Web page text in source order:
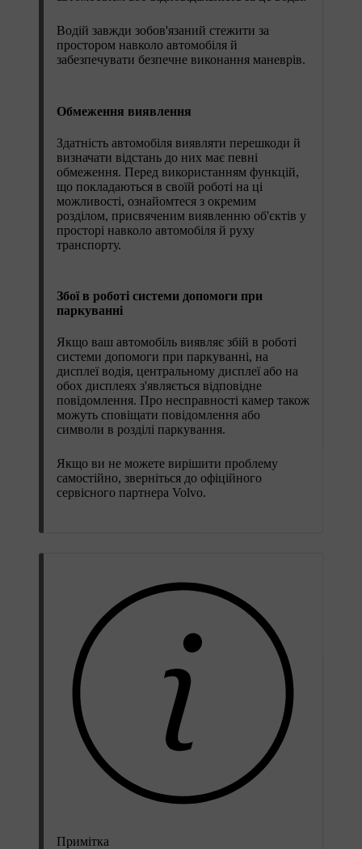
Водій завжди зобов'язаний стежити за
простором навколо автомобіля й
забезпечувати безпечне виконання маневрів.
Обмеження виявлення
Здатність автомобіля виявляти перешкоди й
визначати відстань до них має певні
обмеження. Перед використанням функцій,
що покладаються в своїй роботі на ці
можливості, ознайомтеся з окремим
розділом, присвяченим виявленню об'єктів у
просторі навколо автомобіля й руху
транспорту.
Збої в роботі системи допомоги при
паркуванні
Якщо ваш автомобіль виявляє збій в роботі
системи допомоги при паркуванні, на
дисплеї водія, центральному дисплеї або на
обох дисплеях з'являється відповідне
повідомлення. Про несправності камер також
можуть сповіщати повідомлення або
символи в розділі паркування.
Якщо ви не можете вирішити проблему
самостійно, зверніться до офіційного
сервісного партнера Volvo.
Примітка